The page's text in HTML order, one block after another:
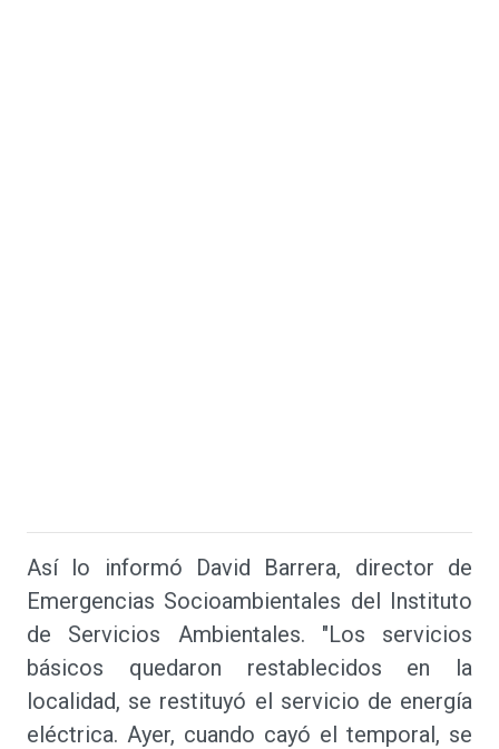
Así lo informó David Barrera, director de
Emergencias Socioambientales del Instituto
de Servicios Ambientales. "Los servicios
básicos quedaron restablecidos en la
localidad, se restituyó el servicio de energía
eléctrica. Ayer, cuando cayó el temporal, se